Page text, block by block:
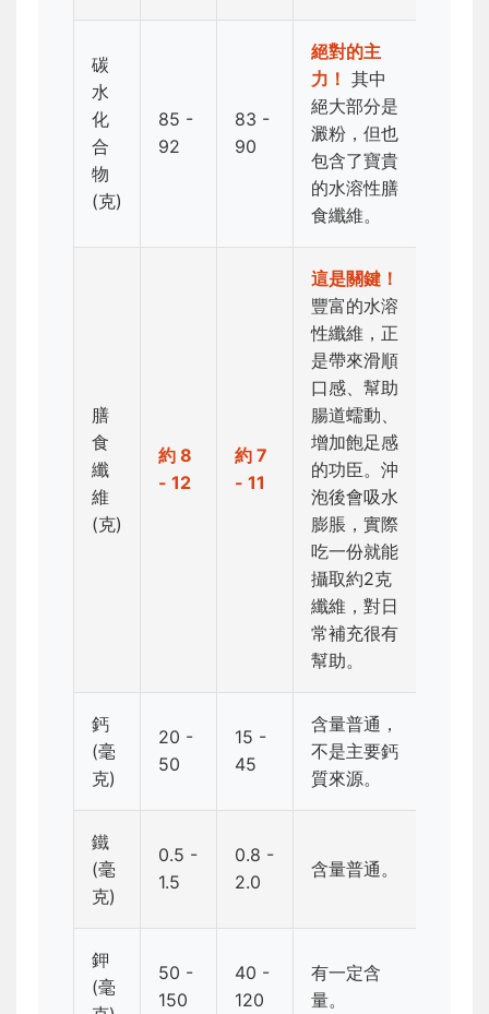
碳
水
化
合
物
(克)
85 -
92
83 -
90
絕對的主
力！ 其中
絕大部分是
澱粉，但也
包含了寶貴
的水溶性膳
食纖維。
膳
食
纖
維
(克)
約 8
- 12
約 7
- 11
這是關鍵！
豐富的水溶
性纖維，正
是帶來滑順
口感、幫助
腸道蠕動、
增加飽足感
的功臣。沖
泡後會吸水
膨脹，實際
吃一份就能
攝取約2克
纖維，對日
常補充很有
幫助。
鈣
(毫
克)
20 -
50
15 -
45
含量普通，
不是主要鈣
質來源。
鐵
(毫
克)
0.5 -
1.5
0.8 -
2.0
含量普通。
鉀
(毫
50 -
150
40 -
120
有一定含
量。